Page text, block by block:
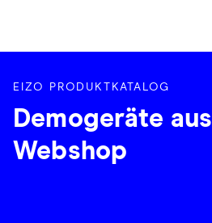
EIZO PRODUKTKATALOG
Demogeräte
Webshop